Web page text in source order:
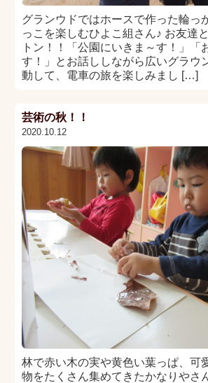
グランウドではホースで作った輪っ
っこを楽しむひよこ組さん♪ お友達
トン！！「公園にいきま～す！」「
す！」とお話ししながら広いグラウ
動して、電車の旅を楽しみまし […]
芸術の秋！！
2020.10.12
林で赤い木の実や黄色い葉っぱ、可
物をたくさん集めてきたかなりやさ